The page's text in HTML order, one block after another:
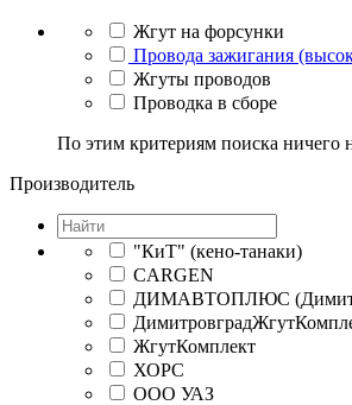
Жгут на форсунки
Провода зажигания
Жгуты проводов
Проводка в сборе
По этим критериям поиска ничего
Производитель
"КиТ" (кено-танаки)
CARGEN
ДИМАВТОПЛЮС
ЖгутКомплект
ХОРС
ООО УАЗ